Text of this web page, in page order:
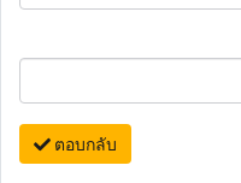
ตอบกลับ